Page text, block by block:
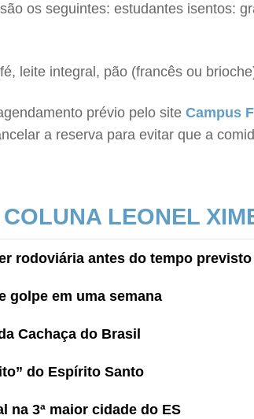
os seguintes: estudantes isentos:
leite integral, pão (francês ou
prévio pelo site Campus
a reserva para evitar que a
LEONEL
rodoviária antes do tempo previsto
golpe em uma semana
Cachaça do Brasil
do Espírito Santo
na 3ª maior cidade do ES